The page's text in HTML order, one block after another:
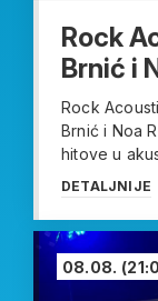
Rock
Brnić i
Rock
Brnić i Noa
hitove u
DETALJNIJE
08.08.